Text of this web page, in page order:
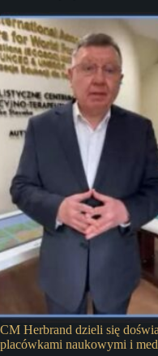
CM Herbrand dzieli się
placówkami naukowymi i